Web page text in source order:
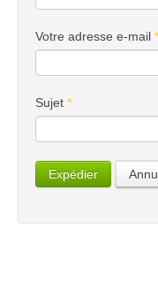
Votre adresse e-mail *
Sujet *
Expédier